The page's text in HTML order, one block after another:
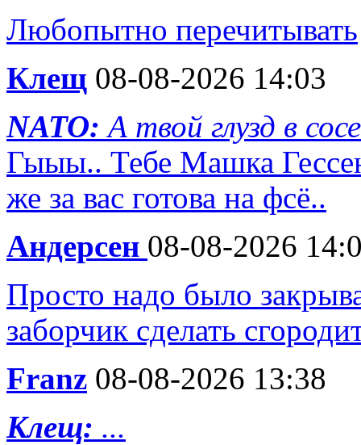
Любопытно перечитывать
Клещ 08-08-2026 14:03
NATO:А твой глузд в
Гыыы.. Тебе Машка
же за вас готова на фсё..
Андерсен 08-08-2026
Просто надо было
заборчик сделать
Franz 08-08-2026 13:38
Клещ: ...